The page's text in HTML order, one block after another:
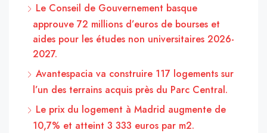
Le Conseil de Gouvernement basque
approuve 72 millions d’euros de bourses et
aides pour les études non universitaires 2026-
2027.
Avantespacia va construire 117 logements sur
l’un des terrains acquis près du Parc Central.
Le prix du logement à Madrid augmente de
10,7% et atteint 3 333 euros par m2.